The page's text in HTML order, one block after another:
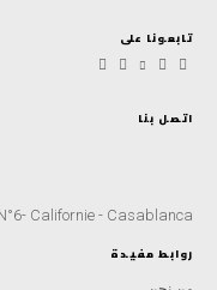
روابط مفيدة
اتصل بنا
Californie - Casablanca
تابعونا على